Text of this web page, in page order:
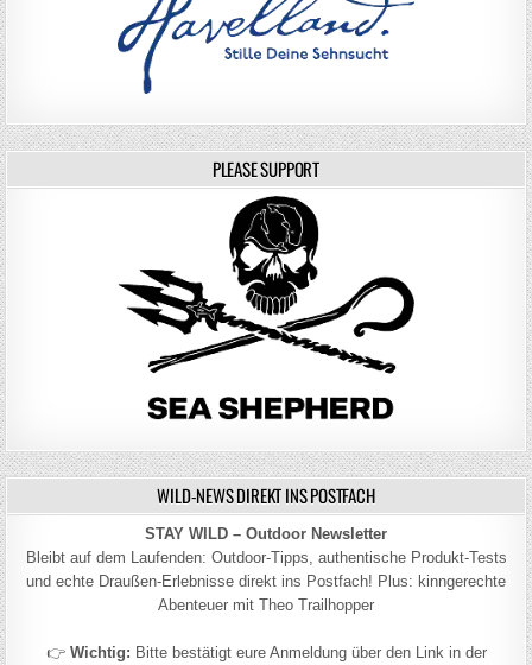
PLEASE SUPPORT
WILD-NEWS DIREKT INS POSTFACH
STAY WILD – Outdoor Newsletter
Bleibt auf dem Laufenden: Outdoor-Tipps, authentische Produkt-Tests
und echte Draußen-Erlebnisse direkt ins Postfach! Plus: kinngerechte
Abenteuer mit Theo Trailhopper
👉 Wichtig: Bitte bestätigt eure Anmeldung über den Link in der